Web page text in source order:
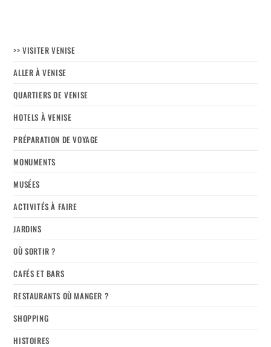
>> VISITER VENISE
ALLER À VENISE
QUARTIERS DE VENISE
HOTELS À VENISE
PRÉPARATION DE VOYAGE
MONUMENTS
MUSÉES
ACTIVITÉS À FAIRE
JARDINS
OÙ SORTIR ?
CAFÉS ET BARS
RESTAURANTS OÙ MANGER ?
SHOPPING
HISTOIRES